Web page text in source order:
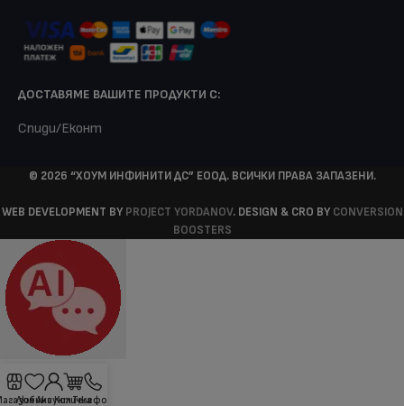
ДОСТАВЯМЕ ВАШИТЕ ПРОДУКТИ С:
Спиди/Еконт
© 2026 “ХОУМ ИНФИНИТИ ДС” ЕООД. ВСИЧКИ ПРАВА ЗАПАЗЕНИ.
WEB DEVELOPMENT BY PROJECT YORDANOV. DESIGN & CRO BY CONVERSION
BOOSTERS
ЛюбимиАкаунтКоличка
Телефон